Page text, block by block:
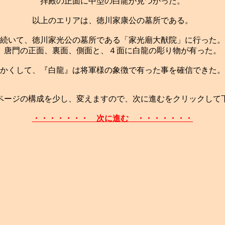
以上のエリアは、徳川家康公の墓所である。
続いて、徳川家光公の墓所である「家光廟大猷院」に行った。
唐門の正面、裏面、側面と、４面に白龍の彫り物が有った。
かくして、『白龍』は将軍様の象徴で有った事を確信できた。
ージの構成を少し、変えますので、次に進むをクリックして
・・・・・・・ 次に進む ・・・・・・・